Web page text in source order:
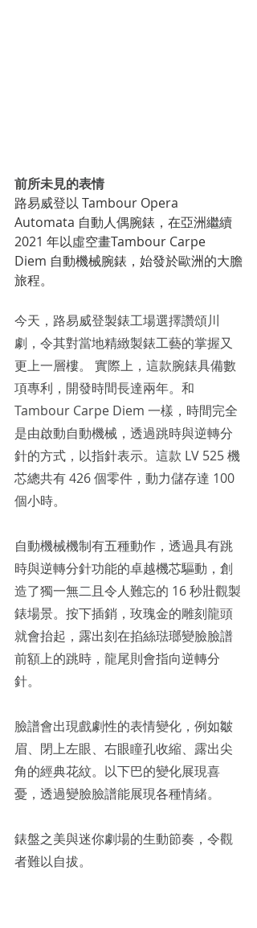
前所未見的表情
路易威登以 Tambour Opera
Automata 自動人偶腕錶，在亞洲繼續
2021 年以虛空畫Tambour Carpe
Diem 自動機械腕錶，始發於歐洲的大膽
旅程。
今天，路易威登製錶工場選擇讚頌川
劇，令其對當地精緻製錶工藝的掌握又
更上一層樓。 實際上，這款腕錶具備數
項專利，開發時間長達兩年。和
Tambour Carpe Diem 一樣，時間完全
是由啟動自動機械，透過跳時與逆轉分
針的方式，以指針表示。這款 LV 525 機
芯總共有 426 個零件，動力儲存達 100
個小時。
自動機械機制有五種動作，透過具有跳
時與逆轉分針功能的卓越機芯驅動，創
造了獨一無二且令人難忘的 16 秒壯觀製
錶場景。按下插銷，玫瑰金的雕刻龍頭
就會抬起，露出刻在掐絲琺瑯變臉臉譜
前額上的跳時，龍尾則會指向逆轉分
針。
臉譜會出現戲劇性的表情變化，例如皺
眉、閉上左眼、右眼瞳孔收縮、露出尖
角的經典花紋。以下巴的變化展現喜
憂，透過變臉臉譜能展現各種情緒。
錶盤之美與迷你劇場的生動節奏，令觀
者難以自拔。